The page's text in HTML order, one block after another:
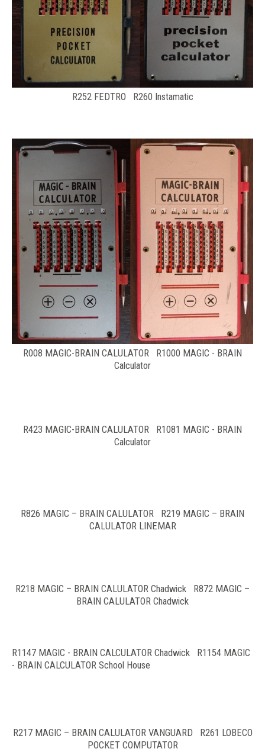
R252 FEDTRO R260 Instamatic
R008 MAGIC-BRAIN CALULATOR R1000 MAGIC - BRAIN
Calculator
R423 MAGIC-BRAIN CALULATOR R1081 MAGIC - BRAIN
Calculator
R826 MAGIC – BRAIN CALULATOR R219 MAGIC – BRAIN
CALULATOR LINEMAR
R218 MAGIC – BRAIN CALULATOR Chadwick R872 MAGIC –
BRAIN CALULATOR Chadwick
R1147 MAGIC - BRAIN CALCULATOR Chadwick R1154 MAGIC
- BRAIN CALCULATOR School House
R217 MAGIC – BRAIN CALULATOR VANGUARD R261 LOBECO
POCKET COMPUTATOR